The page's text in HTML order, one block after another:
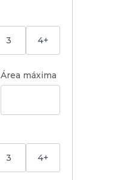
3 4+
Área máxima
3 4+